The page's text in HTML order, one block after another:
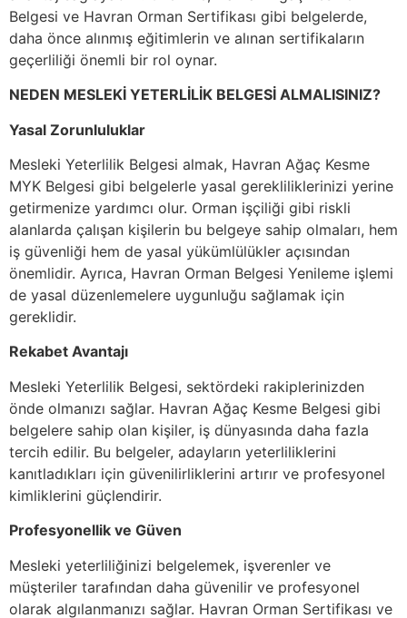
Belgesi ve Havran Orman Sertifikası gibi belgelerde,
daha önce alınmış eğitimlerin ve alınan sertifikaların
geçerliliği önemli bir rol oynar.
NEDEN MESLEKİ YETERLİLİK BELGESİ ALMALISINIZ?
Yasal Zorunluluklar
Mesleki Yeterlilik Belgesi almak, Havran Ağaç Kesme
MYK Belgesi gibi belgelerle yasal gerekliliklerinizi yerine
getirmenize yardımcı olur. Orman işçiliği gibi riskli
alanlarda çalışan kişilerin bu belgeye sahip olmaları, hem
iş güvenliği hem de yasal yükümlülükler açısından
önemlidir. Ayrıca, Havran Orman Belgesi Yenileme işlemi
de yasal düzenlemelere uygunluğu sağlamak için
gereklidir.
Rekabet Avantajı
Mesleki Yeterlilik Belgesi, sektördeki rakiplerinizden
önde olmanızı sağlar. Havran Ağaç Kesme Belgesi gibi
belgelere sahip olan kişiler, iş dünyasında daha fazla
tercih edilir. Bu belgeler, adayların yeterliliklerini
kanıtladıkları için güvenilirliklerini artırır ve profesyonel
kimliklerini güçlendirir.
Profesyonellik ve Güven
Mesleki yeterliliğinizi belgelemek, işverenler ve
müşteriler tarafından daha güvenilir ve profesyonel
olarak algılanmanızı sağlar. Havran Orman Sertifikası ve